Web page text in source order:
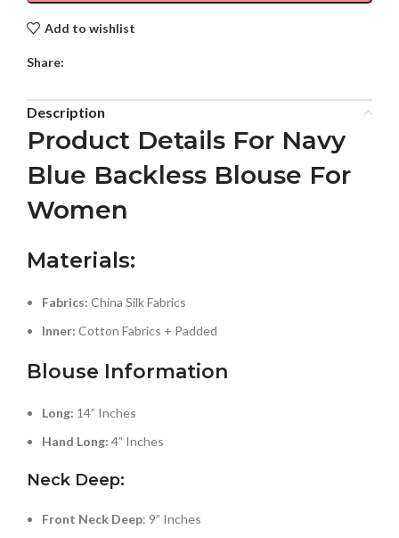
Add to wishlist
Share:
Description
Product Details For Navy
Blue Backless Blouse For
Women
Materials:
Fabrics: China Silk Fabrics
Inner: Cotton Fabrics + Padded
Blouse Information
Long: 14” Inches
Hand Long: 4” Inches
Neck Deep:
Front Neck Deep: 9” Inches